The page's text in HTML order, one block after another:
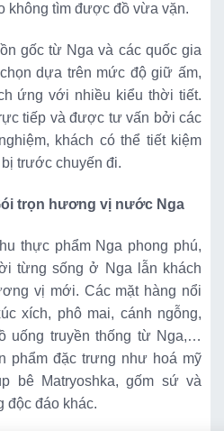
không tìm được đồ vừa vặn.
gốc từ Nga và các quốc gia
dựa trên mức độ giữ ấm,
ứng với nhiều kiểu thời tiết.
tiếp và được tư vấn bởi các
khách có thể tiết kiệm
trước chuyến đi.
trọn hương vị nước Nga
thực phẩm Nga phong phú,
từng sống ở Nga lẫn khách
vị mới. Các mặt hàng nổi
xích, phô mai, cánh ngỗng,
uống truyền thống từ Nga,…
phẩm đặc trưng như hoá mỹ
bê Matryoshka, gốm sứ và
độc đáo khác.